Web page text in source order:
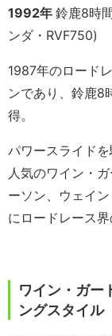
1992年 鈴鹿8時
ンダ・RVF750)
1987年のロード
ンであり、鈴鹿8
得。
パワースライド
人気のワイン・
ーソン、ウェイ
にロードレース
ワイン・ガー
ングスタイル